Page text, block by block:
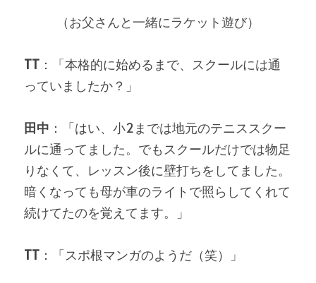
（お父さんと一緒にラケット遊び）
TT ：「本格的に始めるまで、スクールには通
っていましたか？」
田中 ：「はい、小2までは地元のテニススクー
ルに通ってました。でもスクールだけでは物足
りなくて、レッスン後に壁打ちをしてました。
暗くなっても母が車のライトで照らしてくれて
続けてたのを覚えてます。」
TT ：「スポ根マンガのようだ（笑）」